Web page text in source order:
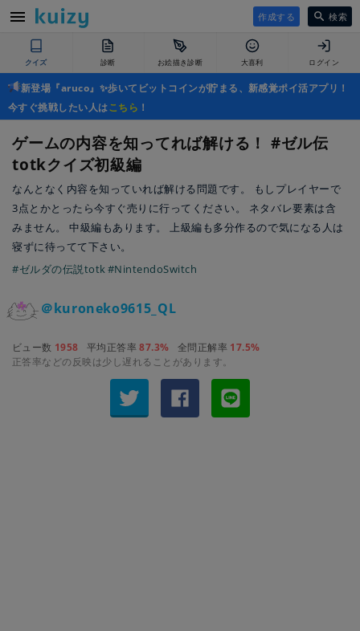
作成する 検索
クイズ 診断 お絵描き診断 大喜利 ログイン
新登場『aruco』✨歩いてビットコインが貯まる、新感覚ポイ活アプリ！
今すぐ挑戦したい人はこちら ！
ゲームの内容を知ってれば解ける！ #ゼル伝
totkクイズ初級編
なんとなく内容を知っていれば解ける問題です。 もしプレイヤーで
3点とかとったら今すぐ売りに行ってください。 ネタバレ要素は含
みません。 中級編もあります。 上級編も多分作るので気になる人は
寝ずに待ってて下さい。
#ゼルダの伝説totk#NintendoSwitch
＠kuroneko9615_QL
ビュー数 1958 平均正答率87.3% 全問正解率 17.5%
正答率などの反映は少し遅れることがあります。